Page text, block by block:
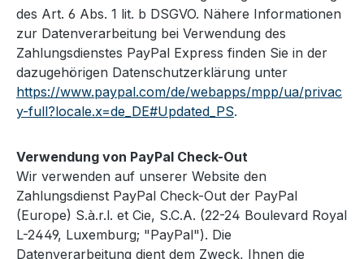
des Art. 6 Abs. 1 lit. b DSGVO. Nähere Informationen
zur Datenverarbeitung bei Verwendung des
Zahlungsdienstes PayPal Express finden Sie in der
dazugehörigen Datenschutzerklärung unter
https://www.paypal.com/de/webapps/mpp/ua/privac
y-full?locale.x=de_DE#Updated_PS.
Verwendung von PayPal Check-Out
Wir verwenden auf unserer Website den
Zahlungsdienst PayPal Check-Out der PayPal
(Europe) S.à.r.l. et Cie, S.C.A. (22-24 Boulevard Royal
L-2449, Luxemburg; "PayPal"). Die
Datenverarbeitung dient dem Zweck, Ihnen die